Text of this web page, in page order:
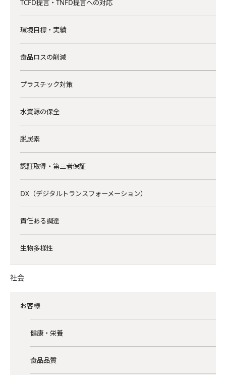
TCFD提言・TNFD提言への対応
環境目標・実績
食品ロスの削減
プラスチック対策
水資源の保全
脱炭素
認証取得・第三者保証
DX（デジタルトランスフォーメーション）
責任ある調達
生物多様性
社会
お客様
健康・栄養
食品品質